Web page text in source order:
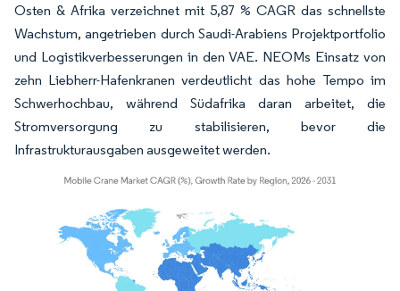
Osten & Afrika verzeichnet mit 5,87 % CAGR das schnellste
Wachstum, angetrieben durch Saudi-Arabiens Projektportfolio
und Logistikverbesserungen in den VAE. NEOMs Einsatz von
zehn Liebherr-Hafenkranen verdeutlicht das hohe Tempo im
Schwerhochbau, während Südafrika daran arbeitet, die
Stromversorgung zu stabilisieren, bevor die
Infrastrukturausgaben ausgeweitet werden.